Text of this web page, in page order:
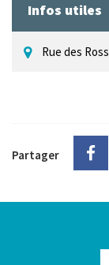
Infos utiles
Rue des
Partager